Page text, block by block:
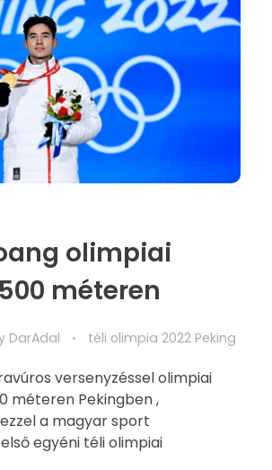
olimpiai
méteren
DarAdal téli olimpia 2022 Peking
versenyzéssel olimpiai
méteren Pekingben ,
a magyar sport
egyéni téli olimpiai